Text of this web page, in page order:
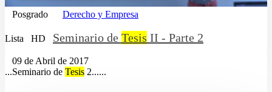
Posgrado Derecho y Empresa
Lista HD Seminario de Tesis II - Parte 2
09 de Abril de 2017
...Seminario de Tesis 2......